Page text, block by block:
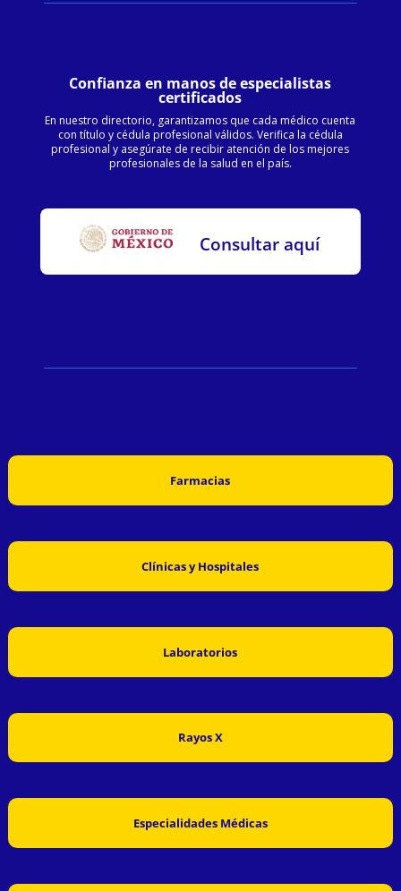
Confianza en manos de especialistas
certificados
En nuestro directorio, garantizamos que cada médico cuenta
con título y cédula profesional válidos. Verifica la cédula
profesional y asegúrate de recibir atención de los mejores
profesionales de la salud en el país.
Consultar aquí
Farmacias
Clínicas y Hospitales
Laboratorios
Rayos X
Especialidades Médicas